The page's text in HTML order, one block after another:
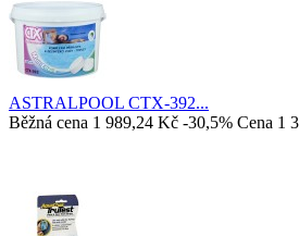
ASTRALPOOL CTX-392...
Běžná cena 1 989,24 Kč -30,5% Cena 1